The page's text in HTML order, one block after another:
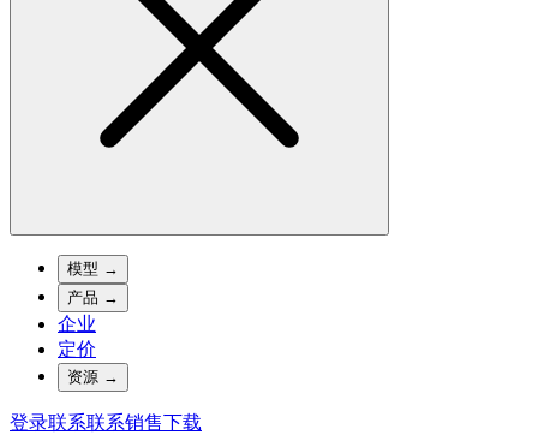
模型 →
产品 →
企业
定价
资源 →
登录联系联系销售下载